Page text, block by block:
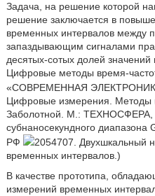
Задача, на решение которой
решение заключается в
временных интервалов
запаздывающим сигналами
десятых-сотых долей
Цифровые методы время-
«СОВРЕМЕННАЯ
Цифровые измерения. Методы
Заболотной. М.: ТЕХНОСФЕРА,
субнаносекундного
РФ
2054707. Двухшкальный
временных интервалов.)
В качестве прототипа,
измерений временных